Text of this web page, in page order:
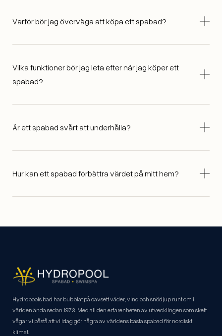
Varför bör jag överväga att köpa ett spabad?
Vilka funktioner bör jag leta efter när jag köper ett
spabad?
Är ett spabad svårt att underhålla?
Hur kan ett spabad förbättra värdet på mitt hem?
Hydropools bad har bubblat på oavsett väder, vind och snödjup runt om i
världen ända sedan 1973. Med all den erfarenheten av utvecklingen som skett
vågar vi påstå att vi idag gör några av världens bästa spabad för nordiskt
klimat.